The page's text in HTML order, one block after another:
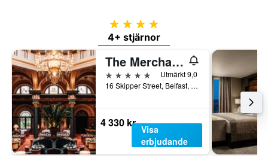
4 stjärnor
4+ stjärnor
The Merchant Hotel
5 stjärnor
Utmärkt 9,0
16 Skipper Street, Belfast, Storbritannien
4 330 kr
Visa
erbjudande